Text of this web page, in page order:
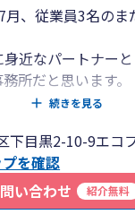
記帳、年末調整
指導や株主対策、
円（記帳代行など
万 領収書は月に
万（決算申告、消
代行など込み）
月、従業員3名のま
近なパートナー
所だと思います。
客様とも連携して事
相談ください。
続きを見る
下目黒2-10-9エコ
を確認
い合わせ
紹介無料